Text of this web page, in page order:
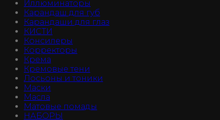
Иллюминаторы
Карандаш для губ
Карандаши для глаз
КИСТИ
Консилеры
Корректоры
Крема
Кремовые тени
Лосьоны и тоники
Маски
Масла
Матовые помады
НАБОРЫ